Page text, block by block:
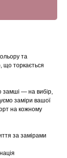
та
що торкається
замші — на вибір,
заміри вашої
на кожному
за замірами